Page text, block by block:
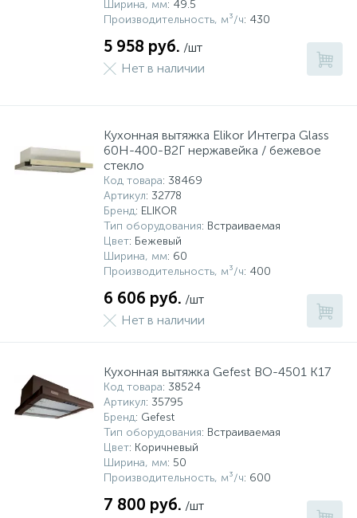
Ширина, мм: 49.5
Производительность, м³/ч: 430
5 958 руб. /шт
Нет в наличии
Кухонная вытяжка Elikor Интегра Glass
60Н-400-В2Г нержавейка / бежевое
стекло
Код товара: 38469
Артикул: 32778
Бренд: ELIKOR
Тип оборудования: Встраиваемая
Цвет: Бежевый
Ширина, мм: 60
Производительность, м³/ч: 400
6 606 руб. /шт
Нет в наличии
Кухонная вытяжка Gefest ВО-4501 К17
Код товара: 38524
Артикул: 35795
Бренд: Gefest
Тип оборудования: Встраиваемая
Цвет: Коричневый
Ширина, мм: 50
Производительность, м³/ч: 600
7 800 руб. /шт